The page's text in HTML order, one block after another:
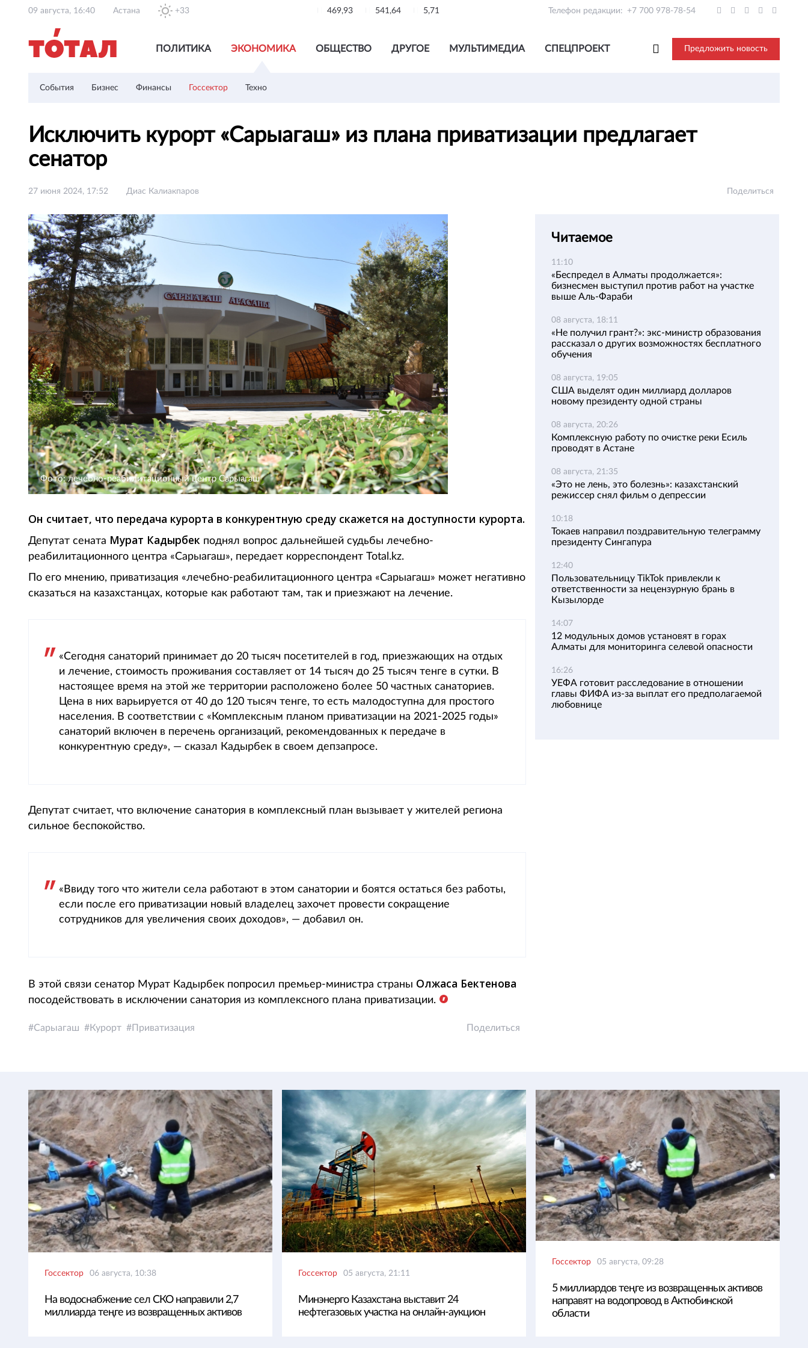
09 августа, 16:40 Астана +33 469,93 541,64 5,71 Телефон редакции: +7 700 978-78-54
ПОЛИТИКА ЭКОНОМИКА ОБЩЕСТВО ДРУГОЕ МУЛЬТИМЕДИА СПЕЦПРОЕКТ Предложить новость
События Бизнес Финансы Госсектор Техно
Исключить курорт «Сарыагаш» из плана приватизации предлагает
сенатор
27 июня 2024, 17:52 Диас Калиакпаров Поделиться
Фото: лечебно-реабилитационный центр Сарыагаш
Он считает, что передача курорта в конкурентную среду скажется на доступности курорта.
Депутат сената Мурат Кадырбек поднял вопрос дальнейшей судьбы лечебно-
реабилитационного центра «Сарыагаш», передает корреспондент Total.kz.
По его мнению, приватизация «лечебно-реабилитационного центра «Сарыагаш» может негативно
сказаться на казахстанцах, которые как работают там, так и приезжают на лечение.
«Сегодня санаторий принимает до 20 тысяч посетителей в год, приезжающих на отдых
и лечение, стоимость проживания составляет от 14 тысяч до 25 тысяч тенге в сутки. В
настоящее время на этой же территории расположено более 50 частных санаториев.
Цена в них варьируется от 40 до 120 тысяч тенге, то есть малодоступна для простого
населения. В соответствии с «Комплексным планом приватизации на 2021-2025 годы»
санаторий включен в перечень организаций, рекомендованных к передаче в
конкурентную среду», — сказал Кадырбек в своем депзапросе.
Депутат считает, что включение санатория в комплексный план вызывает у жителей региона
сильное беспокойство.
«Ввиду того что жители села работают в этом санатории и боятся остаться без работы,
если после его приватизации новый владелец захочет провести сокращение
сотрудников для увеличения своих доходов», — добавил он.
В этой связи сенатор Мурат Кадырбек попросил премьер-министра страны Олжаса Бектенова
посодействовать в исключении санатория из комплексного плана приватизации.
Сарыагаш Курорт Приватизация Поделиться
Читаемое
11:10
«Беспредел в Алматы продолжается»:
бизнесмен выступил против работ на участке
выше Аль-Фараби
08 августа, 18:11
«Не получил грант?»: экс-министр образования
рассказал о других возможностях бесплатного
обучения
08 августа, 19:05
США выделят один миллиард долларов
новому президенту одной страны
08 августа, 20:26
Комплексную работу по очистке реки Есиль
проводят в Астане
08 августа, 21:35
«Это не лень, это болезнь»: казахстанский
режиссер снял фильм о депрессии
10:18
Токаев направил поздравительную телеграмму
президенту Сингапура
12:40
Пользовательницу TikTok привлекли к
ответственности за нецензурную брань в
Кызылорде
14:07
12 модульных домов установят в горах
Алматы для мониторинга селевой опасности
16:26
УЕФА готовит расследование в отношении
главы ФИФА из-за выплат его предполагаемой
любовнице
Госсектор 06 августа, 10:38
На водоснабжение сел СКО направили 2,7
миллиарда теңге из возвращенных активов
Госсектор 05 августа, 21:11
Минэнерго Казахстана выставит 24
нефтегазовых участка на онлайн-аукцион
Госсектор 05 августа, 09:28
5 миллиардов теңге из возвращенных активов
направят на водопровод в Актюбинской
области